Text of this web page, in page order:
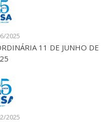
2025
11 DE JUNHO DE
2025